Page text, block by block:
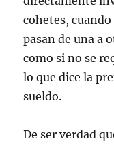
cohetes,
pasan de una a
como si no se
lo que dice la
sueldo.
De ser verdad